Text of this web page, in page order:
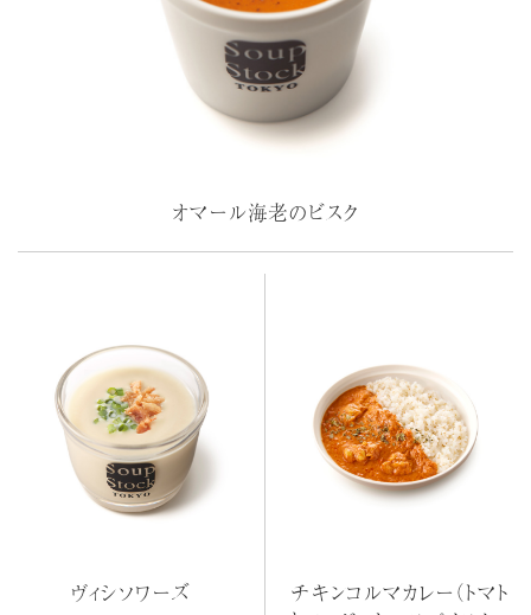
オマール海老のビスク
ヴィシソワーズ
チキンコルマカレー（トマト